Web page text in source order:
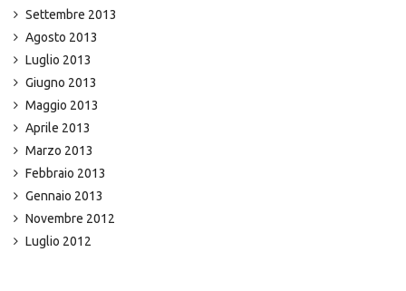
Settembre 2013
Agosto 2013
Luglio 2013
Giugno 2013
Maggio 2013
Aprile 2013
Marzo 2013
Febbraio 2013
Gennaio 2013
Novembre 2012
Luglio 2012